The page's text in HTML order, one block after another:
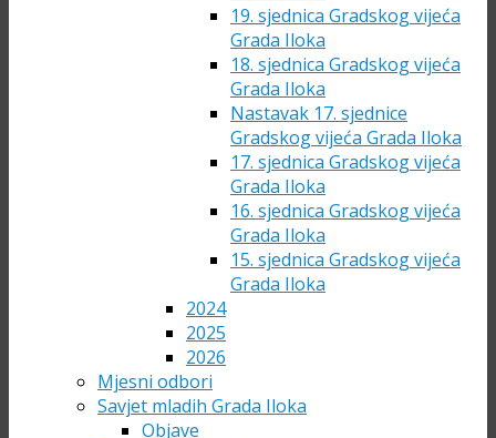
19. sjednica Gradskog vijeća
Grada Iloka
18. sjednica Gradskog vijeća
Grada Iloka
Nastavak 17. sjednice
Gradskog vijeća Grada Iloka
17. sjednica Gradskog vijeća
Grada Iloka
16. sjednica Gradskog vijeća
Grada Iloka
15. sjednica Gradskog vijeća
Grada Iloka
2024
2025
2026
Mjesni odbori
Savjet mladih Grada Iloka
Objave